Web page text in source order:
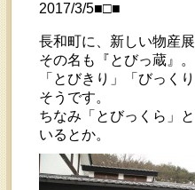
2017/3/5■□■
長和町に、新しい物産
その名も『とびっ蔵』。
「とびきり」「びっく
そうです。
ちなみ「とびっくら」
いるとか。